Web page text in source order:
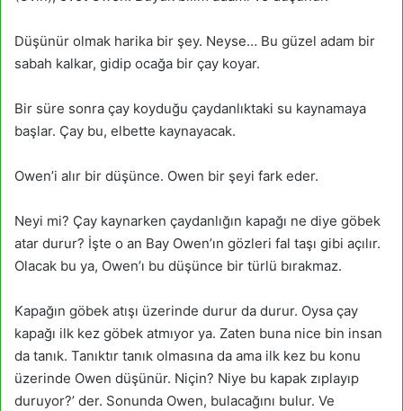
Düşünür olmak harika bir şey. Neyse… Bu güzel adam bir
sabah kalkar, gidip ocağa bir çay koyar.
Bir süre sonra çay koyduğu çaydanlıktaki su kaynamaya
başlar. Çay bu, elbette kaynayacak.
Owen’i alır bir düşünce. Owen bir şeyi fark eder.
Neyi mi? Çay kaynarken çaydanlığın kapağı ne diye göbek
atar durur? İşte o an Bay Owen’ın gözleri fal taşı gibi açılır.
Olacak bu ya, Owen’ı bu düşünce bir türlü bırakmaz.
Kapağın göbek atışı üzerinde durur da durur. Oysa çay
kapağı ilk kez göbek atmıyor ya. Zaten buna nice bin insan
da tanık. Tanıktır tanık olmasına da ama ilk kez bu konu
üzerinde Owen düşünür. Niçin? Niye bu kapak zıplayıp
duruyor?’ der. Sonunda Owen, bulacağını bulur. Ve